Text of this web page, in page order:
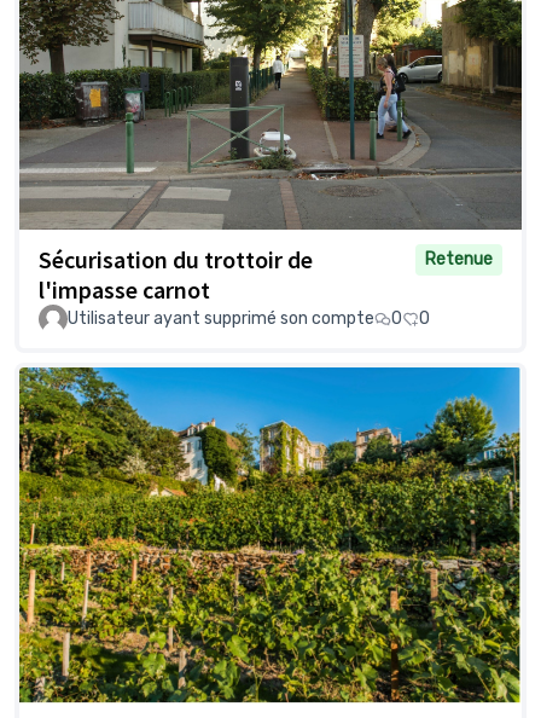
Sécurisation du trottoir de
l'impasse carnot
Retenue
Utilisateur ayant supprimé son compte 0 0